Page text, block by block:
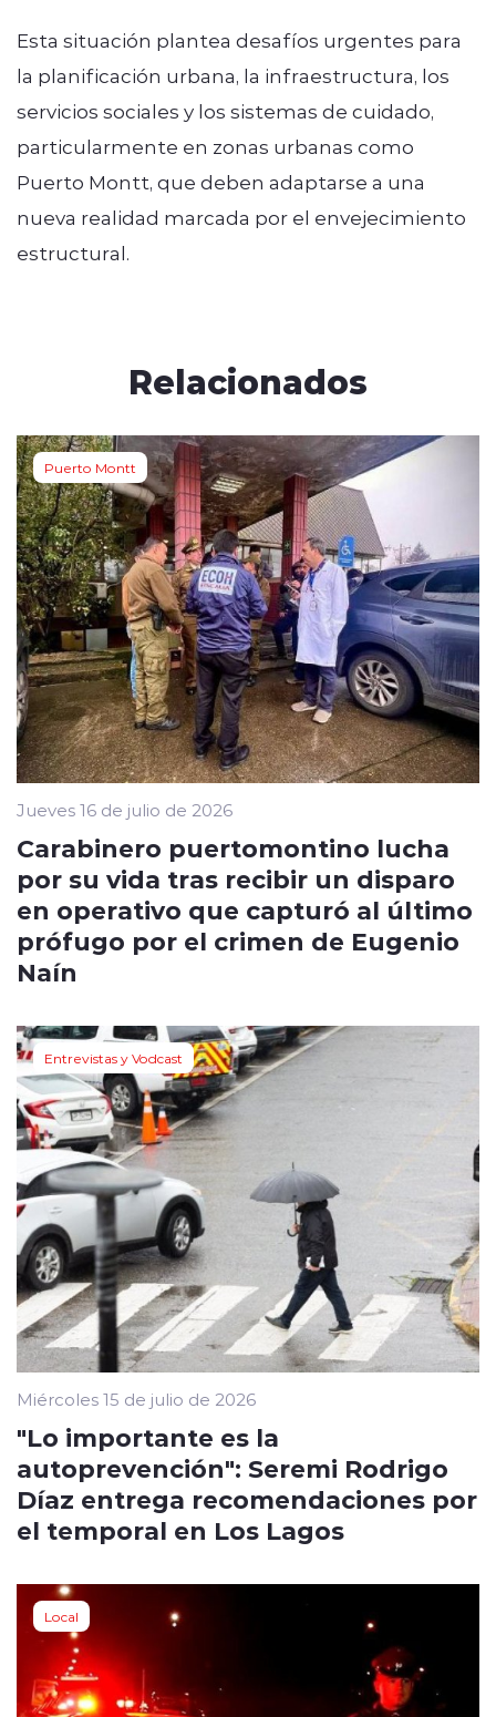
Esta situación plantea desafíos urgentes para
la planificación urbana, la infraestructura, los
servicios sociales y los sistemas de cuidado,
particularmente en zonas urbanas como
Puerto Montt, que deben adaptarse a una
nueva realidad marcada por el envejecimiento
estructural.
Relacionados
Puerto Montt
Jueves 16 de julio de 2026
Carabinero puertomontino lucha
por su vida tras recibir un disparo
en operativo que capturó al último
prófugo por el crimen de Eugenio
Naín
Entrevistas y Vodcast
Miércoles 15 de julio de 2026
"Lo importante es la
autoprevención": Seremi Rodrigo
Díaz entrega recomendaciones por
el temporal en Los Lagos
Local